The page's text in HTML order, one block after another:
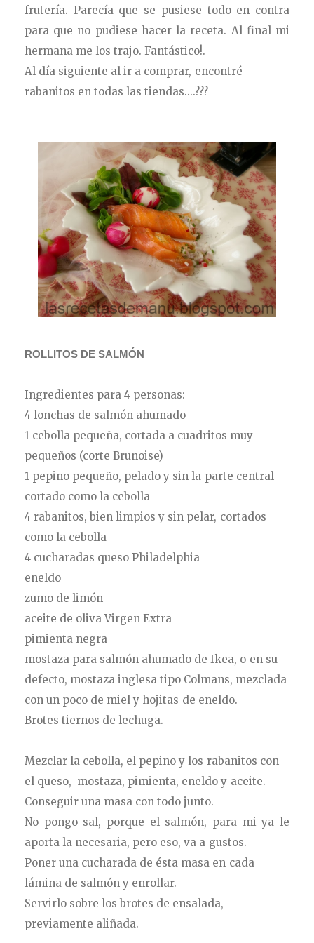
frutería. Parecía que se pusiese todo en contra
para que no pudiese hacer la receta. Al final mi
hermana me los trajo. Fantástico!.
Al día siguiente al ir a comprar, encontré
rabanitos en todas las tiendas....???
ROLLITOS DE SALMÓN
Ingredientes para 4 personas:
4 lonchas de salmón ahumado
1 cebolla pequeña, cortada a cuadritos muy
pequeños (corte Brunoise)
1 pepino pequeño, pelado y sin la parte central
cortado como la cebolla
4 rabanitos, bien limpios y sin pelar, cortados
como la cebolla
4 cucharadas queso Philadelphia
eneldo
zumo de limón
aceite de oliva Virgen Extra
pimienta negra
mostaza para salmón ahumado de Ikea, o en su
defecto, mostaza inglesa tipo Colmans, mezclada
con un poco de miel y hojitas de eneldo.
Brotes tiernos de lechuga.
Mezclar la cebolla, el pepino y los rabanitos con
el queso, mostaza, pimienta, eneldo y aceite.
Conseguir una masa con todo junto.
No pongo sal, porque el salmón, para mi ya le
aporta la necesaria, pero eso, va a gustos.
Poner una cucharada de ésta masa en cada
lámina de salmón y enrollar.
Servirlo sobre los brotes de ensalada,
previamente aliñada.